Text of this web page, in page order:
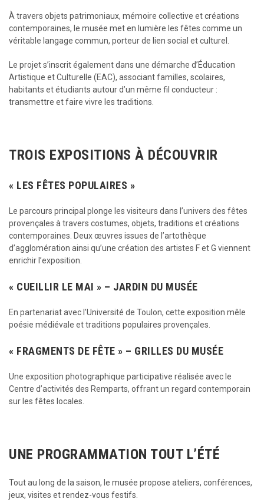
À travers objets patrimoniaux, mémoire collective et créations
contemporaines, le musée met en lumière les fêtes comme un
véritable langage commun, porteur de lien social et culturel.
Le projet s’inscrit également dans une démarche d’Éducation
Artistique et Culturelle (EAC), associant familles, scolaires,
habitants et étudiants autour d’un même fil conducteur :
transmettre et faire vivre les traditions.
TROIS EXPOSITIONS À DÉCOUVRIR
« LES FÊTES POPULAIRES »
Le parcours principal plonge les visiteurs dans l’univers des fêtes
provençales à travers costumes, objets, traditions et créations
contemporaines. Deux œuvres issues de l’artothèque
d’agglomération ainsi qu’une création des artistes F et G viennent
enrichir l’exposition.
« CUEILLIR LE MAI » – JARDIN DU MUSÉE
En partenariat avec l’Université de Toulon, cette exposition mêle
poésie médiévale et traditions populaires provençales.
« FRAGMENTS DE FÊTE » – GRILLES DU MUSÉE
Une exposition photographique participative réalisée avec le
Centre d’activités des Remparts, offrant un regard contemporain
sur les fêtes locales.
UNE PROGRAMMATION TOUT L’ÉTÉ
Tout au long de la saison, le musée propose ateliers, conférences,
jeux, visites et rendez-vous festifs.